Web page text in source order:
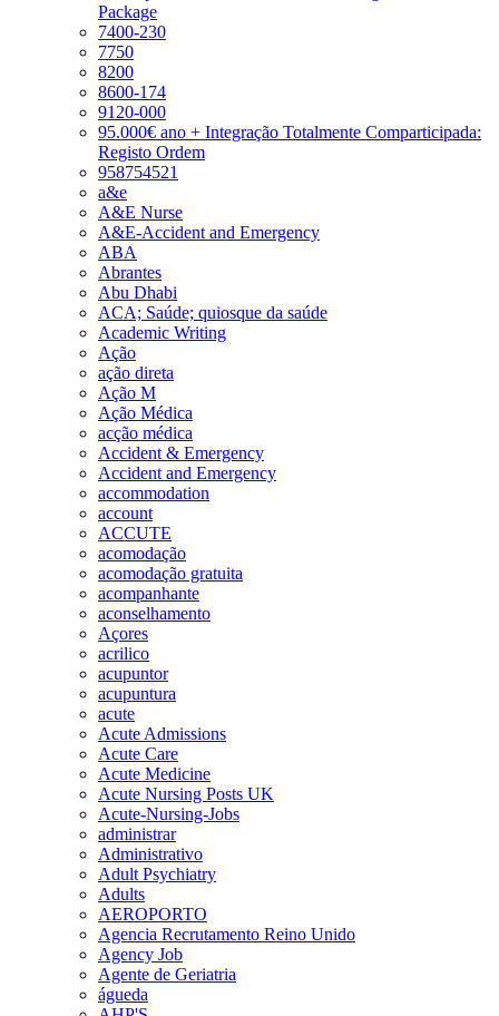
Package
7400-230
7750
8200
8600-174
9120-000
95.000€ ano + Integração Totalmente Comparticipada:
Registo Ordem
958754521
a&e
A&E Nurse
A&E-Accident and Emergency
ABA
Abrantes
Abu Dhabi
ACA; Saúde; quiosque da saúde
Academic Writing
Ação
ação direta
Ação M
Ação Médica
acção médica
Accident & Emergency
Accident and Emergency
accommodation
account
ACCUTE
acomodação
acomodação gratuita
acompanhante
aconselhamento
Açores
acrilico
acupuntor
acupuntura
acute
Acute Admissions
Acute Care
Acute Medicine
Acute Nursing Posts UK
Acute-Nursing-Jobs
administrar
Administrativo
Adult Psychiatry
Adults
AEROPORTO
Agencia Recrutamento Reino Unido
Agency Job
Agente de Geriatria
águeda